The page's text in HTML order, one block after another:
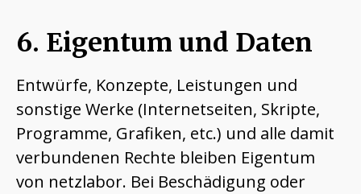
6. Eigentum und Daten
Entwürfe, Konzepte, Leistungen und
sonstige Werke (Internetseiten, Skripte,
Programme, Grafiken, etc.) und alle damit
verbundenen Rechte bleiben Eigentum
von netzlabor. Bei Beschädigung oder